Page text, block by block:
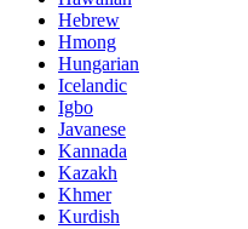
Hebrew
Hmong
Hungarian
Icelandic
Igbo
Javanese
Kannada
Kazakh
Khmer
Kurdish